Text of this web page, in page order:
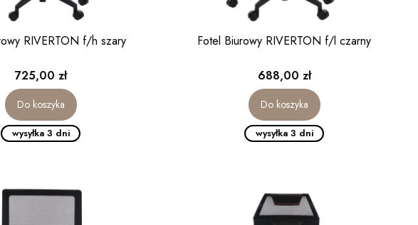
RIVERTON f/h szary
Cena
725,00 zł
Do koszyka
wysyłka 3 dni
Fotel Biurowy RIVERTON f/l czarny
Cena
688,00 zł
Do koszyka
wysyłka 3 dni